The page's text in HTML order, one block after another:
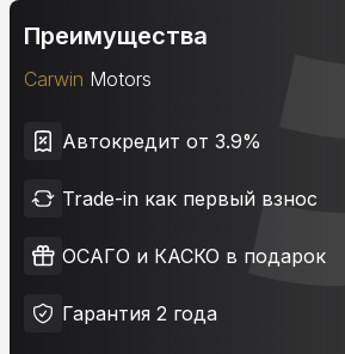
Преимущества
Carwin Motors
Автокредит от 3.9%
Trade-in как первый взнос
ОСАГО и КАСКО в подарок
Гарантия 2 года